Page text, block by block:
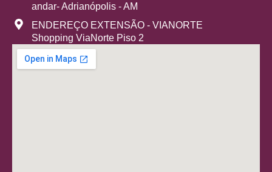
andar- Adrianópolis - AM
ENDEREÇO EXTENSÃO - VIANORTE
Shopping ViaNorte Piso 2